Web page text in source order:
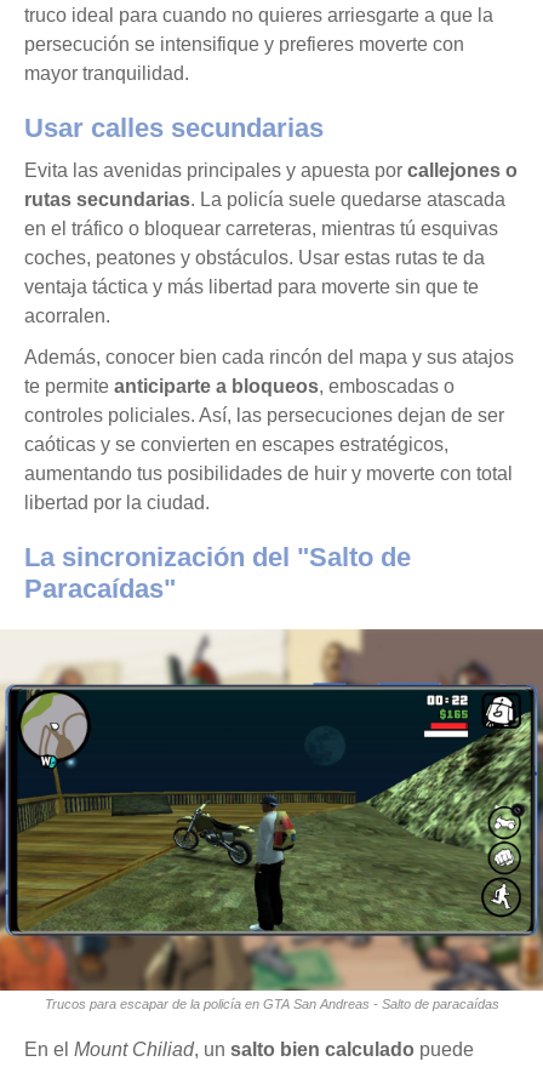
truco ideal para cuando no quieres arriesgarte a que la
persecución se intensifique y prefieres moverte con
mayor tranquilidad.
Usar calles secundarias
Evita las avenidas principales y apuesta por callejones o
rutas secundarias. La policía suele quedarse atascada
en el tráfico o bloquear carreteras, mientras tú esquivas
coches, peatones y obstáculos. Usar estas rutas te da
ventaja táctica y más libertad para moverte sin que te
acorralen.
Además, conocer bien cada rincón del mapa y sus atajos
te permite anticiparte a bloqueos, emboscadas o
controles policiales. Así, las persecuciones dejan de ser
caóticas y se convierten en escapes estratégicos,
aumentando tus posibilidades de huir y moverte con total
libertad por la ciudad.
La sincronización del "Salto de
Paracaídas"
Trucos para escapar de la policía en GTA San Andreas - Salto de paracaídas
En el Mount Chiliad, un salto bien calculado puede